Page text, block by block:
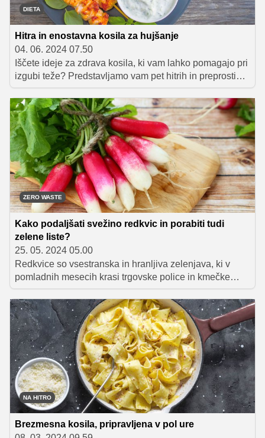
lahko porabite v okusnih poletnih jedeh. Preletite naše
predloge in izberite najljubšega.
DIETA
Hitra in enostavna kosila za hujšanje
04. 06. 2024 07.50
Iščete ideje za zdrava kosila, ki vam lahko pomagajo pri
izgubi teže? Predstavljamo vam pet hitrih in preprostih
receptov, ki so hkrati okusni in hranljivi!
ZERO WASTE
Kako podaljšati svežino redkvic in porabiti tudi
zelene liste?
25. 05. 2024 05.00
Redkvice so vsestranska in hranljiva zelenjava, ki v
pomladnih mesecih krasi trgovske police in kmečke
tržnice, z obilnim pridelkom pa nas razveseljujejo tudi
na gredicah domačega vrta. Ključ za ohranjanje njihove
hrustljave teksture je v pravilnem shranjevanju, medtem
ko večinoma uporabljamo njihove rdeče plodove, pa so
uporabni tudi zeleni listi.
NA HITRO
Brezmesna kosila, pripravljena v pol ure